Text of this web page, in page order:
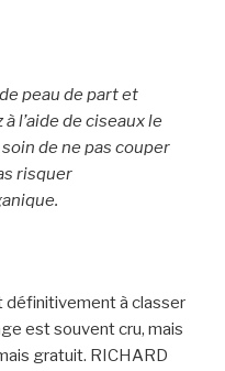
peau de part et
l’aide de ciseaux le
de ne pas couper
risquer
à classer
est souvent cru, mais
gratuit. RICHARD